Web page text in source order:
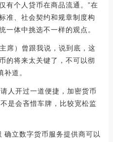
有个人贷币在商品流通。”在
准、社会契约和规章制度构
一体中挑选不一样的观点。
席）曾跟我说，说到底，这
的将来太关键了，不可以彻
道。
人开过一道便捷，加密货币
是会吝惜车牌，比较宽松监
确立数字货币服务提供商可以